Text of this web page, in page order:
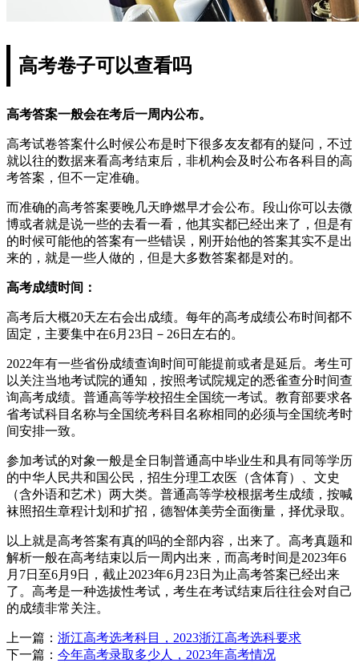
高考卷子可以查看吗
高考答案一般会在考后一周内公布。
高考试卷答案什么时候公布是时下很多友友都有的疑问，不过
就以往的数据来看高考结束后，非机构会及时公布各科目的高
考答案，但不一定准确。
而准确的高考答案要晚几天睁燃早才会公布。段山你可以去微
博或者就是说一些的去看一看，他其实都已经出来了，但是有
的时候可能他的答案有一些错误，刚开始他的答案其实不是出
来的，就是一些人做的，但是大多数答案都是对的。
高考成绩时间：
高考后大概20天左右会出成绩。每年的高考成绩公布时间都不
固定，主要集中在6月23日－26日左右的。
2022年有一些省份成绩查询时间可能提前或者是延后。考生可
以关注当地考试院的通知，按照考试院规定的悉雀查分时间查
询高考成绩。普通高等学校招生全国统一考试。教育部要求各
省考试科目名称与全国统考科目名称相同的必须与全国统考时
间安排一致。
参加考试的对象一般是全日制普通高中毕业生和具有同等学历
的中华人民共和国公民，招生分理工农医（含体育）、文史
（含外语和艺术）两大类。普通高等学校根据考生成绩，按喊
袜照招生章程计划和扩招，德智体美劳全面衡量，择优录取。
以上就是高考答案有真的吗的全部内容，出来了。高考真题和
解析一般在高考结束以后一周内出来，而高考时间是2023年6
月7日至6月9日，截止2023年6月23日为止高考答案已经出来
了。高考是一种选拔性考试，考生在考试结束后往往会对自己
的成绩非常关注。
上一篇： 浙江高考选考科目，2023浙江高考选科要求
下一篇： 今年高考录取多少人，2023年高考情况